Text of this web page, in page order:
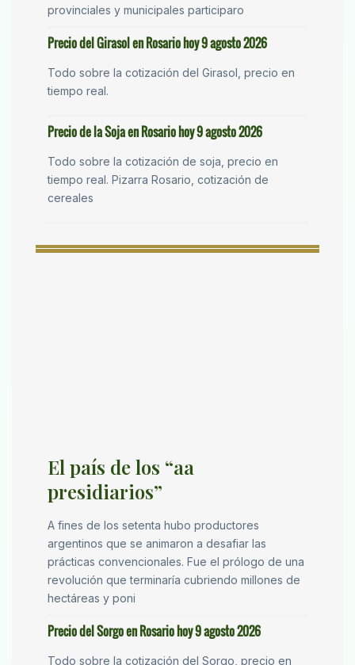
provinciales y municipales participaro
Precio del Girasol en Rosario hoy 9 agosto 2026
Todo sobre la cotización del Girasol, precio en
tiempo real.
Precio de la Soja en Rosario hoy 9 agosto 2026
Todo sobre la cotización de soja, precio en
tiempo real. Pizarra Rosario, cotización de
cereales
El país de los “aa
presidiarios”
A fines de los setenta hubo productores
argentinos que se animaron a desafiar las
prácticas convencionales. Fue el prólogo de una
revolución que terminaría cubriendo millones de
hectáreas y poni
Precio del Sorgo en Rosario hoy 9 agosto 2026
Todo sobre la cotización del Sorgo, precio en